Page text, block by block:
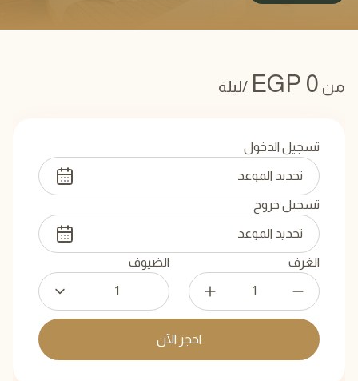
من 0
EGP /ليلة
تسجيل الدخول
تسجيل خروج
الغرف الضيوف
1
احجز الآن